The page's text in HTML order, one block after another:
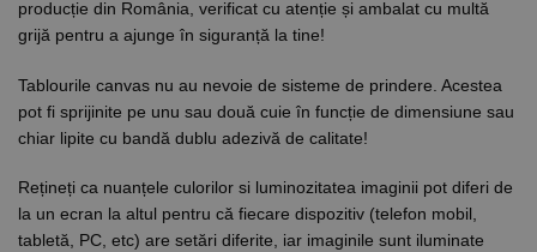
producție din România, verificat cu atenție și ambalat cu multă
grijă pentru a ajunge în siguranță la tine!
Tablourile canvas nu au nevoie de sisteme de prindere. Acestea
pot fi sprijinite pe unu sau două cuie în funcție de dimensiune sau
chiar lipite cu bandă dublu adezivă de calitate!
Rețineți ca nuanțele culorilor si luminozitatea imaginii pot diferi de
la un ecran la altul pentru că fiecare dispozitiv (telefon mobil,
tabletă, PC, etc) are setări diferite, iar imaginile sunt iluminate